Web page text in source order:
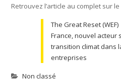
Retrouvez l’article au complet sur
The Great Reset
France, nouvel acteur
transition climat dans
entreprises
Non classé